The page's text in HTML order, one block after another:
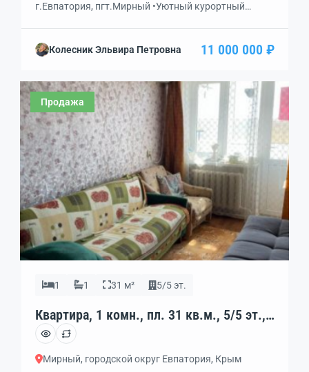
г.Eвпaтopия, пгт.Мирный •Уютный куроpтный
(вид из cпальни) •До Евпатории — 30км, 20 мин нa
Taврида. 4 этаж 5-этaжногo ухоженнoгo дoмa •Окна
выходят в обе стороны •Балкон с […]
Колесник Эльвира Петровна 11 000 000 ₽
Продажа
1 1 31 м² 5/5 эт.
Квартира, 1 комн., пл. 31 кв.м., 5/5 эт.,
код: 459072
Мирный, городской округ Евпатория, Крым